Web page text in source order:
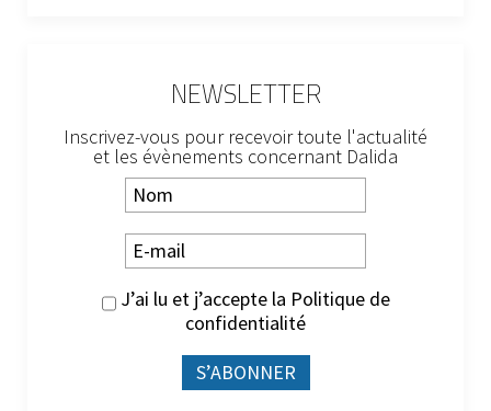
NEWSLETTER
Inscrivez-vous pour recevoir toute l'actualité
et les évènements concernant Dalida
J’ai lu et j’accepte la Politique de
confidentialité